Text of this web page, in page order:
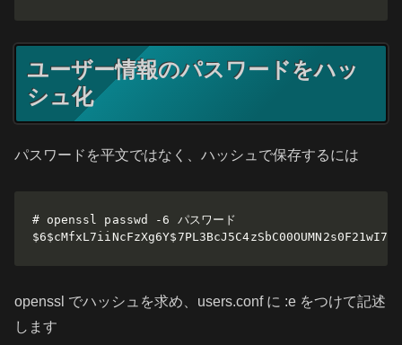
ユーザー情報のパスワードをハッ
シュ化
パスワードを平文ではなく、ハッシュで保存するには
# openssl passwd -6 パスワード
openssl でハッシュを求め、users.conf に :e をつけて記述
します